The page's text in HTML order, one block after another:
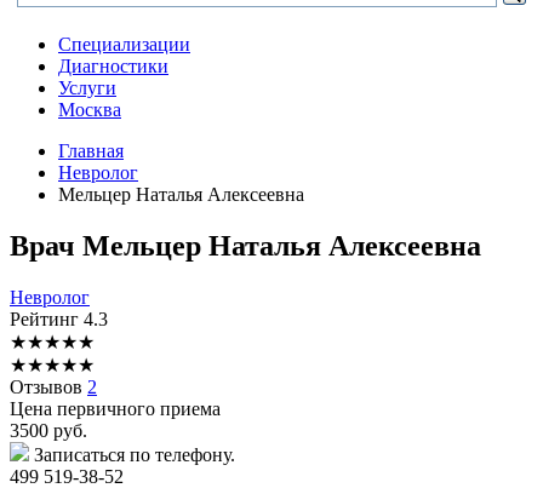
Специализации
Диагностики
Услуги
Москва
Главная
Невролог
Мельцер Наталья Алексеевна
Врач Мельцер Наталья Алексеевна
Невролог
Рейтинг 4.3
★★★★★
★★★★★
Отзывов 2
Цена первичного приема
3500 руб.
Записаться по телефону.
499 519-38-52